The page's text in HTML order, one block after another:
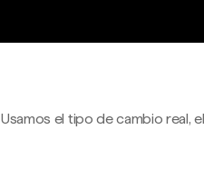
Usamos el tipo de cambio real,